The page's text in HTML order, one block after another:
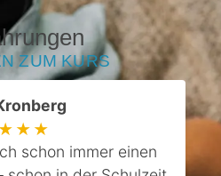
ZUM KURS
schon immer einen